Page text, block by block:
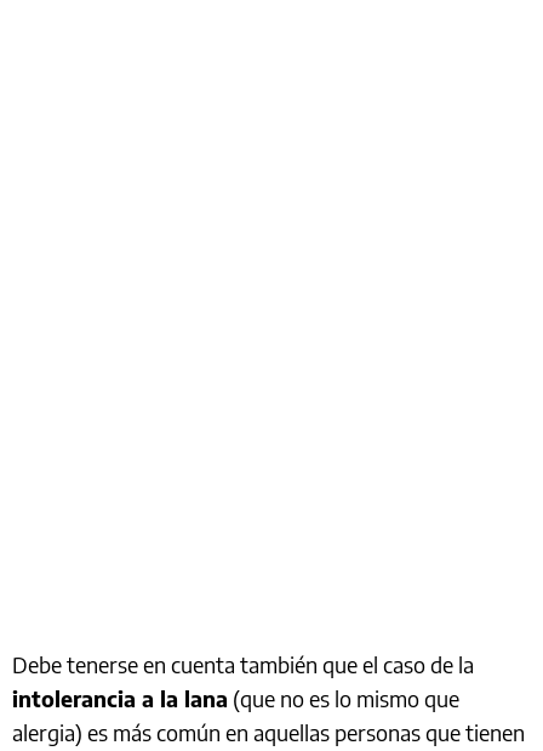
Debe tenerse en cuenta también que el caso de la
intolerancia a la lana (que no es lo mismo que
alergia) es más común en aquellas personas que tienen